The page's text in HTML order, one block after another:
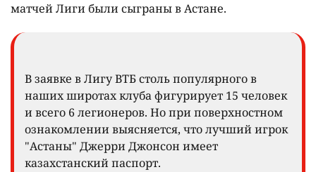
матчей Лиги были сыграны в Астане.
В заявке в Лигу ВТБ столь популярного в
наших широтах клуба фигурирует 15 человек
и всего 6 легионеров. Но при поверхностном
ознакомлении выясняется, что лучший игрок
"Астаны" Джерри Джонсон имеет
казахстанский паспорт.